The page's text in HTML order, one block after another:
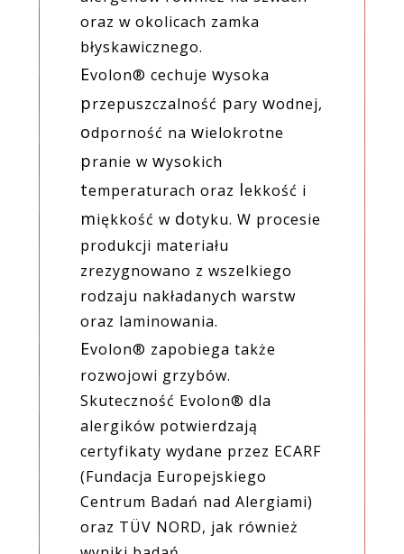
oraz w okolicach zamka
błyskawicznego.
Evolon® cechuje wysoka
przepuszczalność pary wodnej,
odporność na wielokrotne
pranie w wysokich
temperaturach oraz lekkość i
miękkość w dotyku. W procesie
produkcji materiału
zrezygnowano z wszelkiego
rodzaju nakładanych warstw
oraz laminowania.
Evolon® zapobiega także
rozwojowi grzybów.
Skuteczność Evolon® dla
alergików potwierdzają
certyfikaty wydane przez ECARF
(Fundacja Europejskiego
Centrum Badań nad Alergiami)
oraz TÜV NORD, jak również